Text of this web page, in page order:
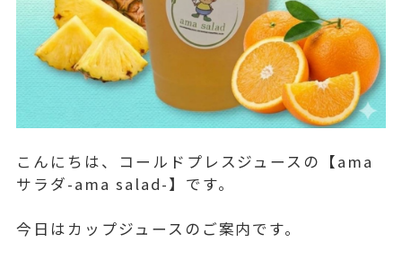
こんにちは、コールドプレスジュースの【ama
サラダ-ama salad-】です。
今日はカップジュースのご案内です。